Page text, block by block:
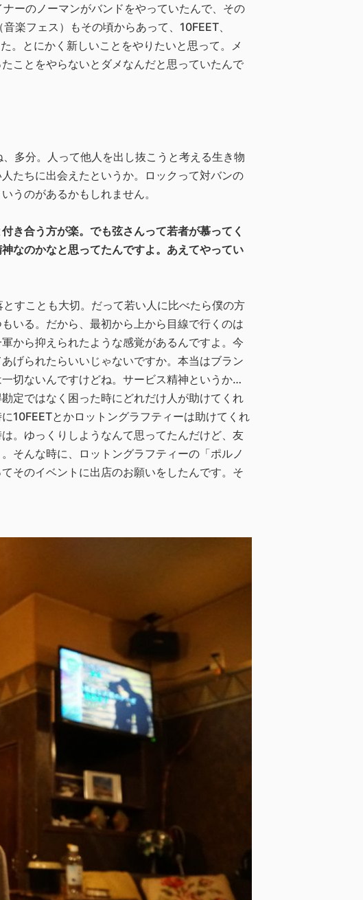
ーのノーマンがバンドをやっていたんで、その
楽フェス）もその頃からあって、10FEET、
。とにかく新しいことをやりたいと思って。メ
ことをやらないとダメなんだと思っていたんで
多分。人って他人を出し抜こうと考える生き物
たちに出会えたというか。ロックって対バンの
うのがあるかもしれません。
き合う方が楽。でも弦さんって若者が慕ってく
なのかなと思ってたんですよ。あえてやってい
すことも大切。だって若い人に比べたら僕の方
いる。だから、最初から上から目線で行くのは
から抑えられたような感覚があるんですよ。今
げられたらいいじゃないですか。本当はブラン
切ないんですけどね。サービス精神というか…
定ではなく困った時にどれだけ人が助けてくれ
10FEETとかロットングラフティーは助けてくれ
。ゆっくりしようなんて思ってたんだけど、友
そんな時に、ロットングラフティーの「ポルノ
そのイベントに出店のお願いをしたんです。そ